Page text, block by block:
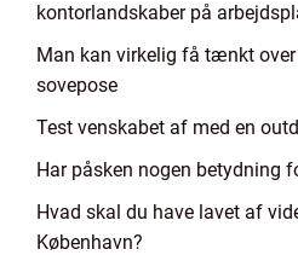
kontorlandskaber på
Man kan virkelig få tænkt
sovepose
Test venskabet af med en
Har påsken nogen betydning
Hvad skal du have lavet af
København?